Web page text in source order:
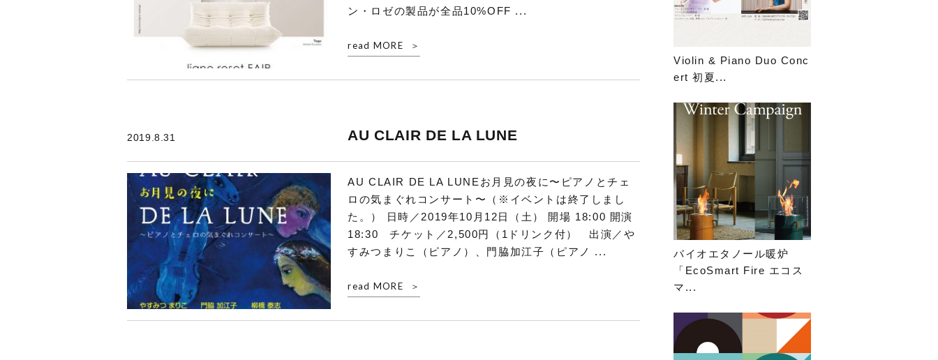
ン・ロゼの製品が全品10%OFF ...
read MORE
2019.8.31 AU CLAIR DE LA LUNE
AU CLAIR DE LA LUNEお月見の夜に〜ピアノとチェ
ロの気まぐれコンサート〜（※イベントは終了しまし
た。） 日時／2019年10月12日（土） 開場 18:00 開演
18:30 チケット／2,500円（1ドリンク付） 出演／や
すみつまりこ（ピアノ）、門脇加江子（ピアノ ...
read MORE
Violin & Piano Duo Conc
ert 初夏...
バイオエタノール暖炉
「EcoSmart Fire エコス
マ...